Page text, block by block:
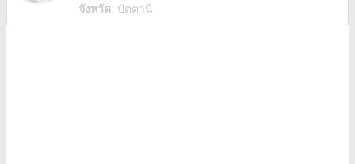
จังหวัด: ปัตตานี